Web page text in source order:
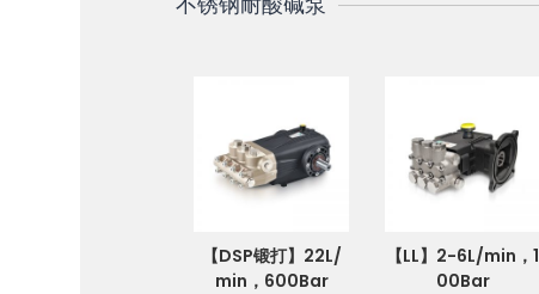
【DSP锻打】22L/
min，600Bar
【LL】2-6L/min，1
00Bar